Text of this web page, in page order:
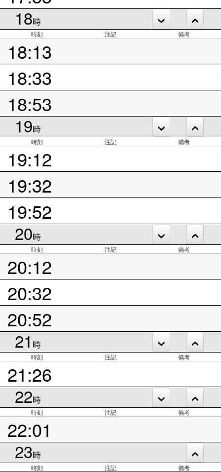
18時
時刻 注記 備考
18:13
18:33
18:53
19時
時刻 注記 備考
19:12
19:32
19:52
20時
時刻 注記 備考
20:12
20:32
20:52
21 時
時刻 注記 備考
21:26
22時
時刻 注記 備考
22:01
23時
時刻 注記 備考